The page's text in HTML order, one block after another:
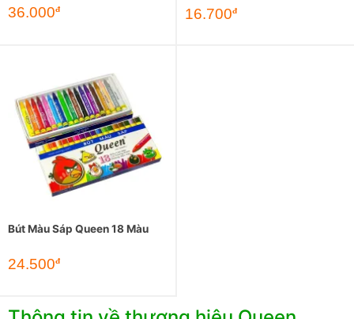
36.000đ 16.700đ
Bút Màu Sáp Queen 18 Màu
24.500đ